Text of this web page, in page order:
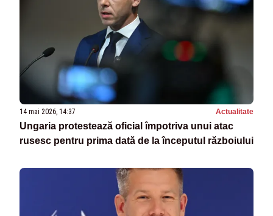
14 mai 2026, 14:37 Actualitate
Ungaria protestează oficial împotriva unui atac
rusesc pentru prima dată de la începutul războiului